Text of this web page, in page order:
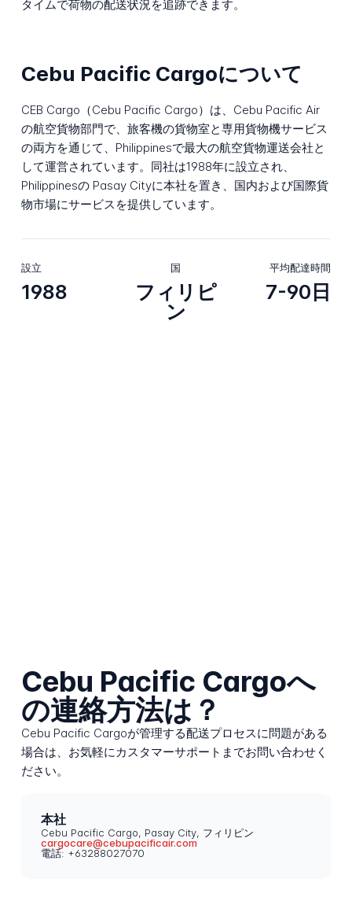
タイムで荷物の配送状況を追跡できます。
Cebu Pacific Cargoについて
CEB Cargo（Cebu Pacific Cargo）は、Cebu Pacific Air
の航空貨物部門で、旅客機の貨物室と専用貨物機サービス
の両方を通じて、Philippinesで最大の航空貨物運送会社と
して運営されています。同社は1988年に設立され、
Philippinesの Pasay Cityに本社を置き、国内および国際貨
物市場にサービスを提供しています。
設立
1988
国
フィリピ
ン
平均配達時間
7-90日
Cebu Pacific Cargoへ
の連絡方法は？
Cebu Pacific Cargoが管理する配送プロセスに問題がある
場合は、お気軽にカスタマーサポートまでお問い合わせく
ださい。
本社
Cebu Pacific Cargo, Pasay City, フィリピン
cargocare@cebupacificair.com
電話: +63288027070